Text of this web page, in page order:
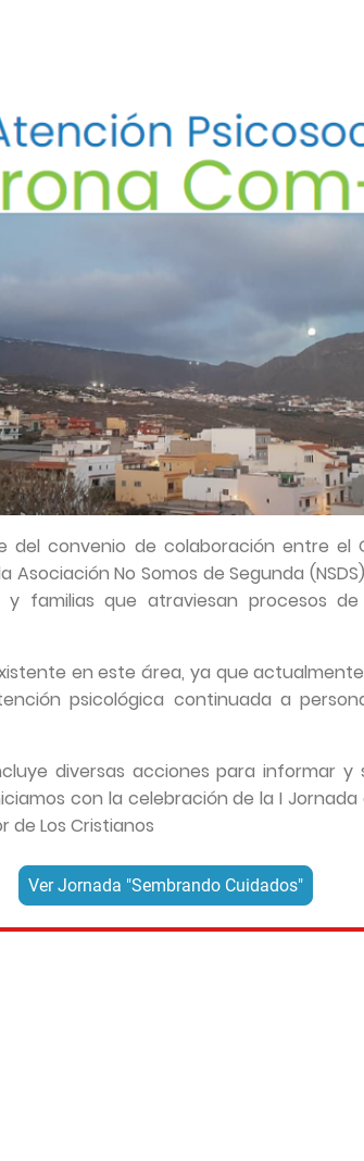
del convenio de colaboración entre el
No Somos de Segunda
familias que atraviesan procesos
en este área, ya que
psicológica continuada a
diversas acciones para informar y
con la celebración de la I Jornada
de Los Cristianos
Ver Jornada "Sembrando Cuidados"